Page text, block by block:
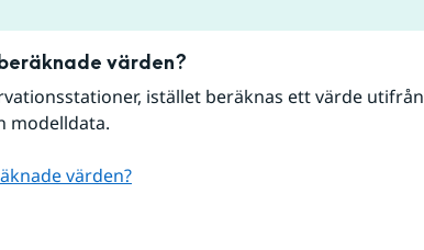
värden?
istället beräknas ett värde utifrån
modelldata.
värden?